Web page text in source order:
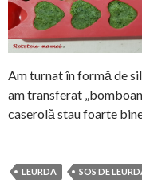
Am turnat în formă de
am transferat
caserolă stau foarte
LEURDA SOS DE